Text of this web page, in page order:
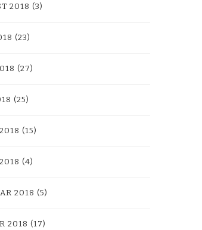
2018 (3)
(23)
(27)
(25)
(15)
(4)
2018 (5)
2018 (17)